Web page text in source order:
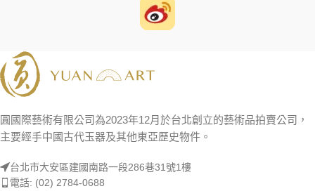
圓國際藝術有限公司為2023年12月於台北創立的藝術品拍賣公司，
主要經手中國古代玉器及其他東亞歷史物件。
台北市大安區建國南路一段286巷31號1樓
電話: (02) 2784-0688